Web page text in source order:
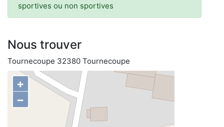
sportives ou non sportives
Nous trouver
Tournecoupe 32380 Tournecoupe
+
−